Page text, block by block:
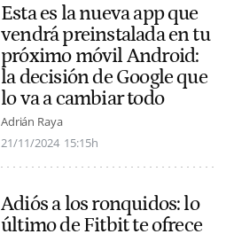
Esta es la nueva app que
vendrá preinstalada en tu
próximo móvil Android:
la decisión de Google que
lo va a cambiar todo
Adrián Raya
21/11/2024 15:15h
Adiós a los ronquidos: lo
último de Fitbit te ofrece